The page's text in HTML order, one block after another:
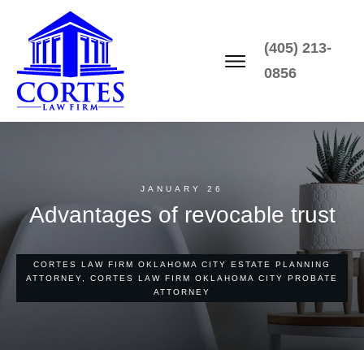
(405) 213-
0856
JANUARY 26
Advantages of revocable trust
CORTES LAW FIRM OKLAHOMA CITY ESTATE PLANNING
ATTORNEY, CORTES LAW FIRM OKLAHOMA CITY PROBATE
ATTORNEY